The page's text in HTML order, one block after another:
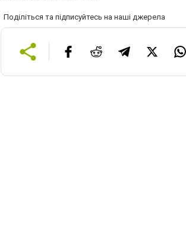
Поділіться та підписуйтесь на наші джерела